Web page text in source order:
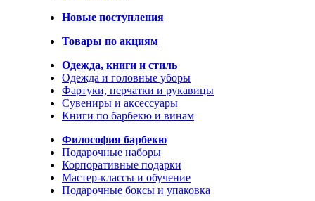
Новые поступления
Товары по акциям
Одежда, книги и стиль
Одежда и головные уборы
Фартуки, перчатки и рукавицы
Сувениры и аксессуары
Книги по барбекю и винам
Философия барбекю
Подарочные наборы
Корпоративные подарки
Мастер-классы и обучение
Подарочные боксы и упаковка